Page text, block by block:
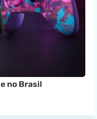
no Brasil